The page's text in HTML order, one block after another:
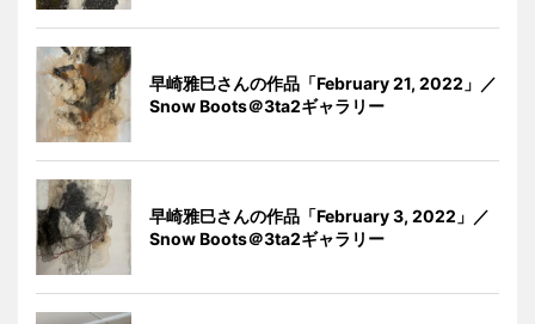
早崎雅巳さんの作品「February 21, 2022」／
Snow Boots＠3ta2ギャラリー
早崎雅巳さんの作品「February 3, 2022」／
Snow Boots＠3ta2ギャラリー